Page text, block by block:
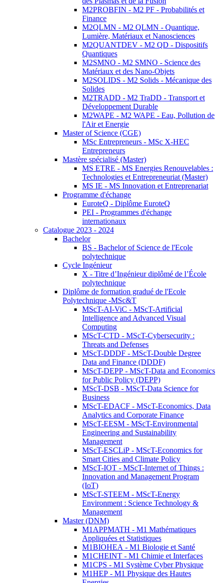
M2PROBFIN - M2 PF - Probabilités et
Finance
M2QLMN - M2 QLMN - Quantique,
Lumière, Matériaux et Nanosciences
M2QUANTDEV - M2 QD - Dispositifs
Quantiques
M2SMNO - M2 SMNO - Science des
Matériaux et des Nano-Objets
M2SOLIDS - M2 Solids - Mécanique des
Solides
M2TRADD - M2 TraDD - Transport et
Développement Durable
M2WAPE - M2 WAPE - Eau, Pollution de
l'Air et Energie
Master of Science (CGE)
MSc Entrepreneurs - MSc X-HEC
Entrepreneurs
Mastère spécialisé (Master)
MS ETRE - MS Energies Renouvelables :
Technologies et Entrepreneuriat (Master)
MS IE - MS Innovation et Entreprenariat
Programme d'échange
EuroteQ - Diplôme EuroteQ
PEI - Programmes d'échange
internationaux
Catalogue 2023 - 2024
Bachelor
BS - Bachelor of Science de l'Ecole
polytechnique
Cycle Ingénieur
X - Titre d’Ingénieur diplômé de l’École
polytechnique
Diplôme de formation gradué de l'Ecole
Polytechnique -MSc&T
MScT-AI-ViC - MScT-Artificial
Intelligence and Advanced Visual
Computing
MScT-CTD - MScT-Cybersecurity :
Threats and Defenses
MScT-DDDF - MScT-Double Degree
Data and Finance (DDDF)
MScT-DEPP - MScT-Data and Economics
for Public Policy (DEPP)
MScT-DSB - MScT-Data Science for
Business
MScT-EDACF - MScT-Economics, Data
Analytics and Corporate Finance
MScT-EESM - MScT-Environmental
Engineering and Sustainability
Management
MScT-ESCLiP - MScT-Economics for
Smart Cities and Climate Policy
MScT-IOT - MScT-Internet of Things :
Innovation and Management Program
(IoT)
MScT-STEEM - MScT-Energy
Environment : Science Technology &
Management
Master (DNM)
M1APPMATH - M1 Mathématiques
Appliquées et Statistiques
M1BIOHEA - M1 Biologie et Santé
M1CHEINT - M1 Chimie et Interfaces
M1CPS - M1 Système Cyber Physique
M1HEP - M1 Physique des Hautes